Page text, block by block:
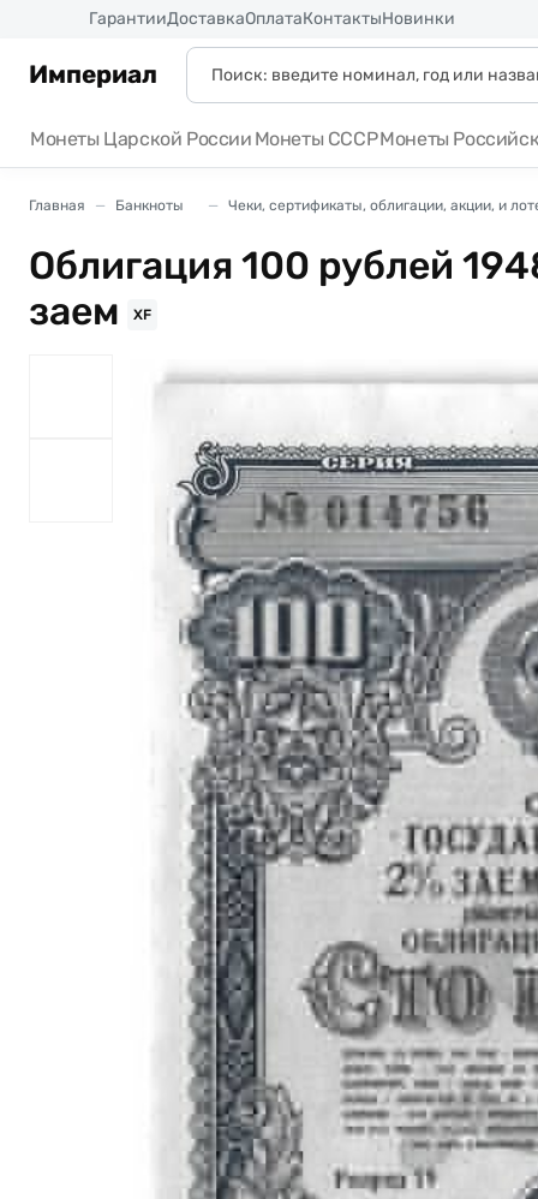
ГарантииДоставкаОплатаКонтактыНовинки
Империал
Монеты Царской России Монеты СССРМонеты
Главная Банкноты Чеки, сертификаты, облигации, акции, и
Облигация 100 рублей
заем
XF